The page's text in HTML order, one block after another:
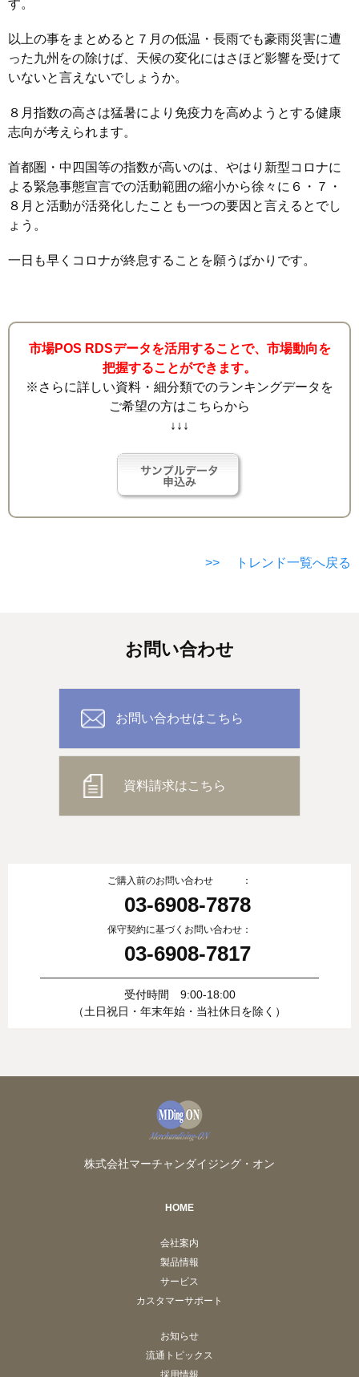
す。
以上の事をまとめると７月の低温・長雨でも豪雨災害に遭
った九州をの除けば、天候の変化にはさほど影響を受けて
いないと言えないでしょうか。
８月指数の高さは猛暑により免疫力を高めようとする健康
志向が考えられます。
首都圏・中四国等の指数が高いのは、やはり新型コロナに
よる緊急事態宣言での活動範囲の縮小から徐々に６・７・
８月と活動が活発化したことも一つの要因と言えるとでし
ょう。
一日も早くコロナが終息することを願うばかりです。
市場POS RDSデータを活用することで、市場動向を
把握することができます。
※さらに詳しい資料・細分類でのランキングデータを
ご希望の方はこちらから
↓↓↓
>> トレンド一覧へ戻る
お問い合わせ
お問い合わせはこちら
資料請求はこちら
ご購入前のお問い合わせ ：
03-6908-7878
保守契約に基づくお問い合わせ：
03-6908-7817
受付時間 9:00-18:00
（土日祝日・年末年始・当社休日を除く）
株式会社マーチャンダイジング・オン
HOME
会社案内
製品情報
サービス
カスタマーサポート
お知らせ
流通トピックス